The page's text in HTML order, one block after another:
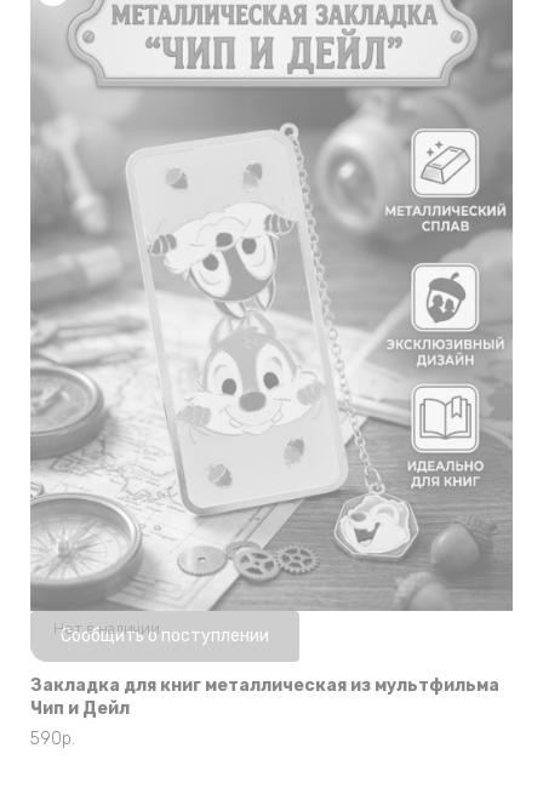
Нет в наличии
Сообщить о поступлении
Закладка для книг металлическая из мультфильма
Чип и Дейл
590р.